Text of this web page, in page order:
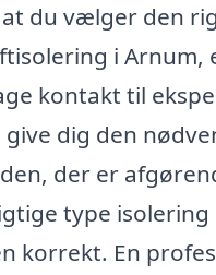
at du vælger den
i Arnum,
kontakt til
give dig den
der er
type isolering
korrekt. En